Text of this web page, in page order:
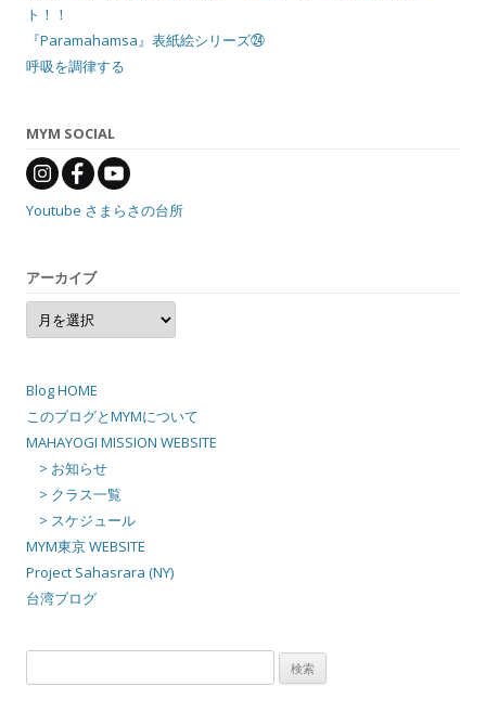
ト！！
『Paramahamsa』表紙絵シリーズ㉔
呼吸を調律する
MYM SOCIAL
Youtube さまらさの台所
アーカイブ
ア
ー
カ
Blog HOME
このブログとMYMについて
MAHAYOGI MISSION WEBSITE
> お知らせ
> クラス一覧
> スケジュール
MYM東京 WEBSITE
Project Sahasrara (NY)
台湾ブログ
索: